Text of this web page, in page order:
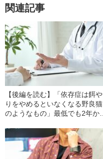
関連記事
【後編を読む】「依存症は餌や
りをやめるといなくなる野良猫
のようなもの」最低でも2年かか